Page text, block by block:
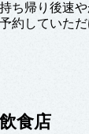
ち帰り後速
約していた
食店